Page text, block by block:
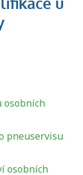
osobních
pneuservisu
osobních